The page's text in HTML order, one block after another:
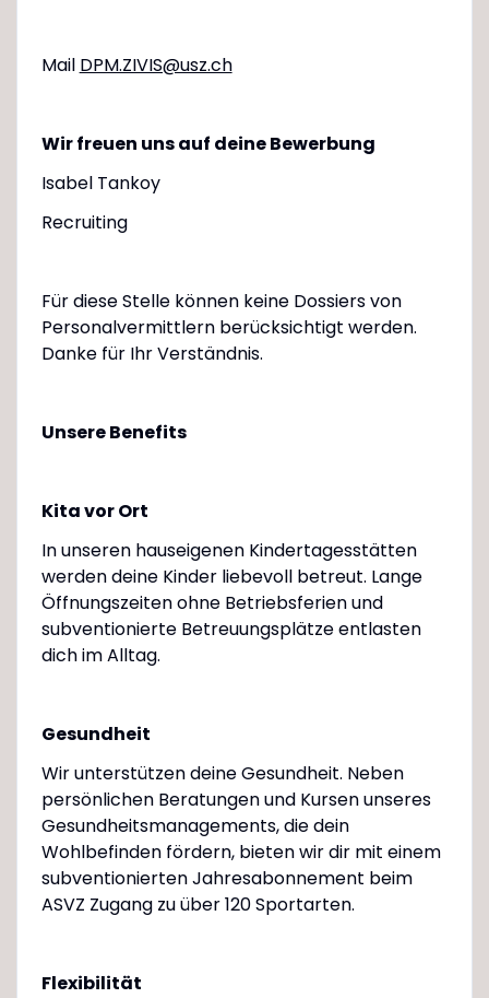
Mail DPM.ZIVIS@usz.ch
Wir freuen uns auf deine Bewerbung
Isabel Tankoy
Recruiting
Für diese Stelle können keine Dossiers von
Personalvermittlern berücksichtigt werden.
Danke für Ihr Verständnis.
Unsere Benefits
Kita vor Ort
In unseren hauseigenen Kindertagesstätten
werden deine Kinder liebevoll betreut. Lange
Öffnungszeiten ohne Betriebsferien und
subventionierte Betreuungsplätze entlasten
dich im Alltag.
Gesundheit
Wir unterstützen deine Gesundheit. Neben
persönlichen Beratungen und Kursen unseres
Gesundheitsmanagements, die dein
Wohlbefinden fördern, bieten wir dir mit einem
subventionierten Jahresabonnement beim
ASVZ Zugang zu über 120 Sportarten.
Flexibilität